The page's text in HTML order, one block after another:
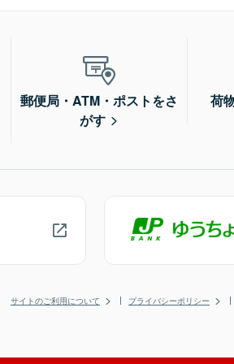
郵便局・ATM・ポストをさ
がす
荷
サイトのご利用について プライバシーポリシー